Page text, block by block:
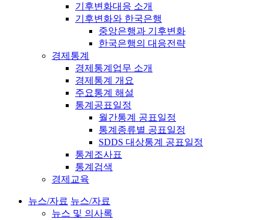
기후변화대응 소개
기후변화와 한국은행
중앙은행과 기후변화
한국은행의 대응전략
경제통계
경제통계업무 소개
경제통계 개요
주요통계 해설
통계공표일정
월간통계 공표일정
통계종류별 공표일정
SDDS 대상통계 공표일정
통계조사표
통계검색
경제교육
뉴스/자료 뉴스/자료
뉴스 및 의사록